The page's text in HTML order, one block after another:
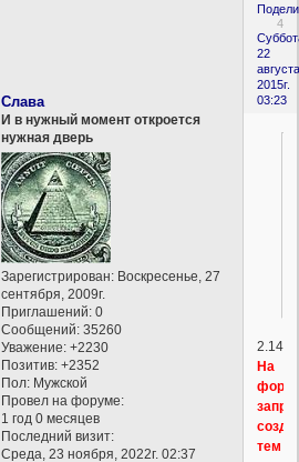
4
22
2015г.
03:23
Слава
И в нужный момент откроется
нужная дверь
Зарегистрирован: Воскресенье, 27
сентября, 2009г.
Приглашений: 0
Сообщений: 35260
Уважение: +2230
Позитив: +2352
Пол: Мужской
Провел на форуме:
1 год 0 месяцев
Последний визит:
Среда, 23 ноября, 2022г. 02:37
2.14
На
тем